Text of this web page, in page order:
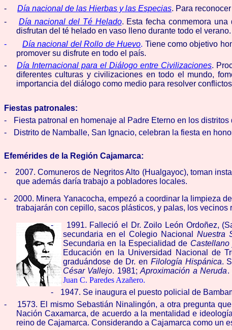
-
Día nacional de las Hierbas y las Especias. Para
- Día nacional del Té Helado. Esta fechaconmemora
disfrutan del té helado en vaso lleno durante todo el verano.
-
Día nacional del Rollo de Huevo. Tiene como objetivo
promover su disfrute en todo el país.
- Día Internacional para el Diálogo entre Civilizaciones.
diferentes culturas y civilizaciones en todo el mundo,
importancia del diálogo como medio para resolver
Fiestas patronales:
-
Fiesta patronal en homenaje al Padre Eterno en los
-
Distrito de Namballe, San Ignacio, celebran la fiesta en
Efemérides de la Región Cajamarca:
-
2007. Comuneros de Negritos Alto (Hualgayoc), toman
que además daría trabajo a pobladores locales.
-
2000. Minera Yanacocha, empezó a coordinar la limpieza
trabajarán con cepillo, sacos plásticos, y palas, los
-
1991. Falleció el Dr. Zoilo León Ordoñez,
secundaria en el Colegio Nacional Nuestra
Secundaria en la Especialidad de Castellano
Educación en la Universidad Nacional de
graduándose de Dr. en Filología Hispánica.
César Vallejo. 1981;Aproximación a Neruda.
Juan C. Paredes Azañero.
-
1947. Se inaugura el puesto policial de
-
1573. El mismo Sebastián Ninalingón, a otra pregunta
Nación Caxamarca, de acuerdo a la mentalidad e
reino de Cajamarca. Considerando a Cajamarca como un